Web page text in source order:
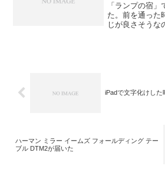
「ランプの宿
た。前を通った
じが良さそうな
iPadで文字化けした
ハーマン ミラー イームズ フォールディング テー
ブル DTM2が届いた